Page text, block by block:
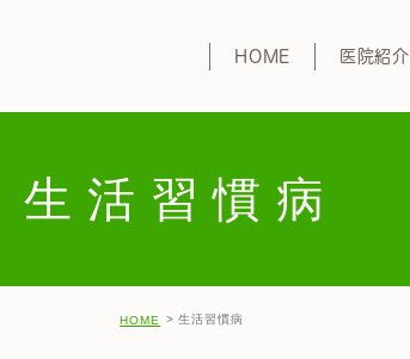
HOME 医院紹介
生活習慣病
HOME 生活習慣病